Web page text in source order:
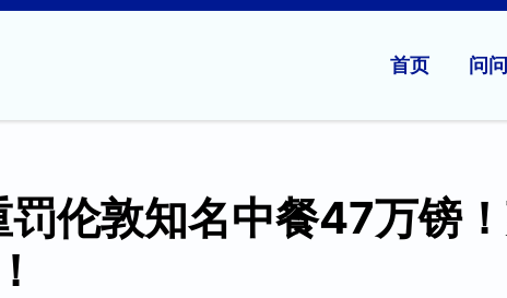
首页 问
罚伦敦知名中餐47万镑